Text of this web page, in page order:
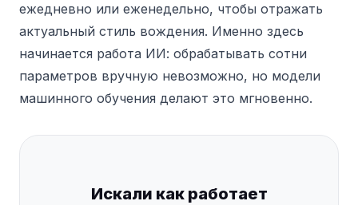
ежедневно или еженедельно, чтобы отражать
актуальный стиль вождения. Именно здесь
начинается работа ИИ: обрабатывать сотни
параметров вручную невозможно, но модели
машинного обучения делают это мгновенно.
Искали как работает